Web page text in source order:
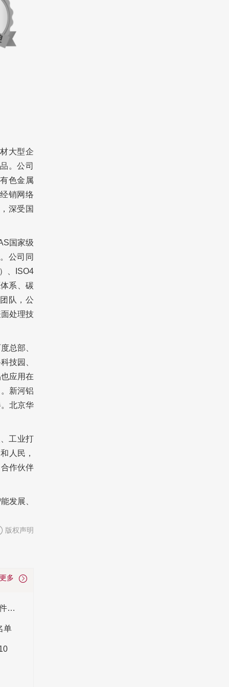
大型企
。公司
色金属
销网络
深受国
国家级
公司同
、ISO4
系、碳
队，公
处理技
总部、
技园、
应用在
新河铝
北京华
工业打
人民，
作伙伴
发展、
版权声明
多
铝型材是什么_生产流程_多少钱一吨_铝型材配件知识
单